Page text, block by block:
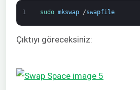
1 sudo mkswap /swapfile
Çıktıyı göreceksiniz: